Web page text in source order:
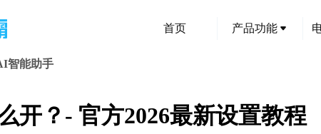
首页 产品功能
智能助手
开？- 官方2026最新设置教程